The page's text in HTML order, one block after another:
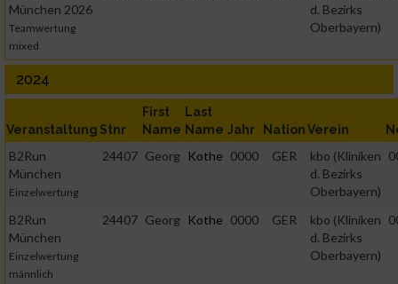
München 2026
Teamwertung
mixed
d. Bezirks
Oberbayern)
2024
Veranstaltung Stnr
First
Name
Last
Name Jahr NationVerein
B2Run
München
Einzelwertung
24407 Georg Kothe 0000 GER
kbo (Kliniken
d. Bezirks
Oberbayern)
B2Run
München
Einzelwertung
männlich
24407 Georg Kothe 0000 GER
kbo (Kliniken
d. Bezirks
Oberbayern)